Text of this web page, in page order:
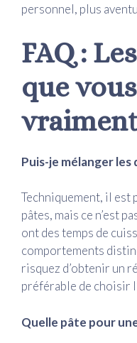
personnel, plus
FAQ :
que
Puis-je mélanger les
Techniquement, il est
pâtes, mais ce n’est
ont des temps de
comportements
risquez d’obtenir un
préférable de choisir
Quelle pâte pour